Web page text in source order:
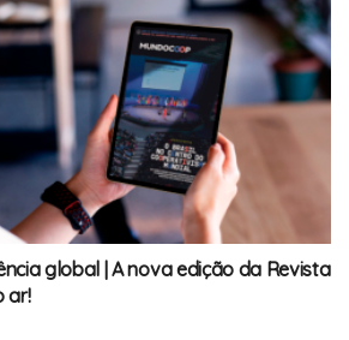
global | A nova edição da Revista
ar!